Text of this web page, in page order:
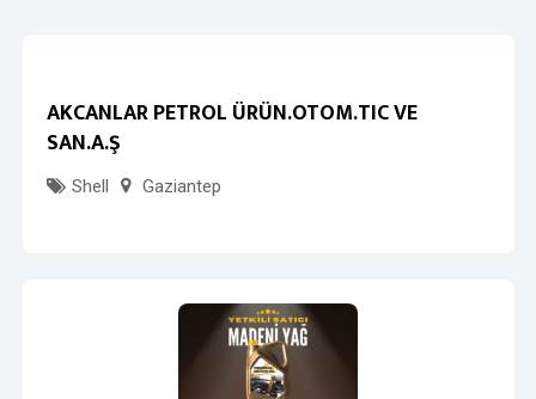
AKCANLAR PETROL ÜRÜN.OTOM.TIC VE
SAN.A.Ş
Shell Gaziantep